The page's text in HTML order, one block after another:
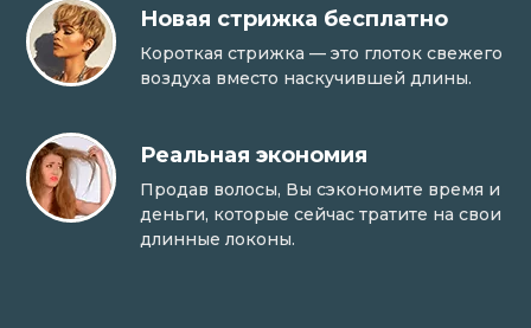
Новая стрижка бесплатно
Короткая стрижка — это глоток свежего
воздуха вместо наскучившей длины.
Реальная экономия
Продав волосы, Вы сэкономите время и
деньги, которые сейчас тратите на свои
длинные локоны.